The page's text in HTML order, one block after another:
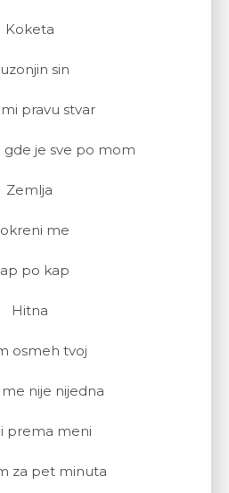
Koketa
sin
pravu stvar
je sve po mom
Zemlja
me
po kap
Hitna
osmeh tvoj
nije nijedna
prema meni
za pet minuta